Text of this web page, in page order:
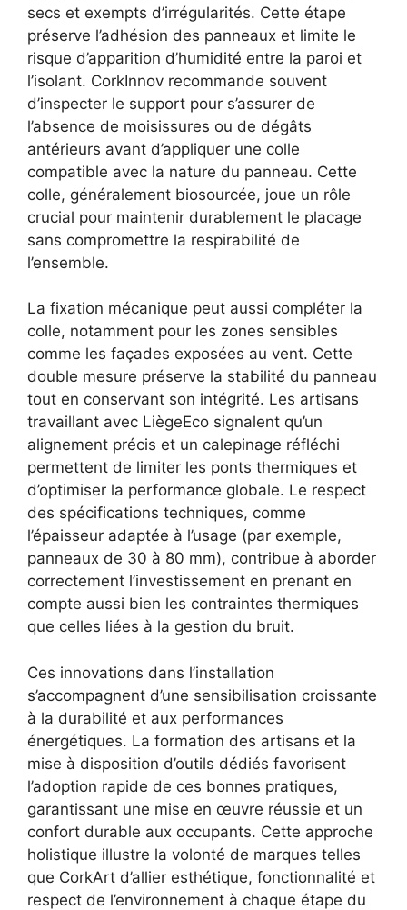
secs et exempts d’irrégularités. Cette étape
préserve l’adhésion des panneaux et limite le
risque d’apparition d’humidité entre la paroi et
l’isolant. CorkInnov recommande souvent
d’inspecter le support pour s’assurer de
l’absence de moisissures ou de dégâts
antérieurs avant d’appliquer une colle
compatible avec la nature du panneau. Cette
colle, généralement biosourcée, joue un rôle
crucial pour maintenir durablement le placage
sans compromettre la respirabilité de
l’ensemble.
La fixation mécanique peut aussi compléter la
colle, notamment pour les zones sensibles
comme les façades exposées au vent. Cette
double mesure préserve la stabilité du panneau
tout en conservant son intégrité. Les artisans
travaillant avec LiègeEco signalent qu’un
alignement précis et un calepinage réfléchi
permettent de limiter les ponts thermiques et
d’optimiser la performance globale. Le respect
des spécifications techniques, comme
l’épaisseur adaptée à l’usage (par exemple,
panneaux de 30 à 80 mm), contribue à aborder
correctement l’investissement en prenant en
compte aussi bien les contraintes thermiques
que celles liées à la gestion du bruit.
Ces innovations dans l’installation
s’accompagnent d’une sensibilisation croissante
à la durabilité et aux performances
énergétiques. La formation des artisans et la
mise à disposition d’outils dédiés favorisent
l’adoption rapide de ces bonnes pratiques,
garantissant une mise en œuvre réussie et un
confort durable aux occupants. Cette approche
holistique illustre la volonté de marques telles
que CorkArt d’allier esthétique, fonctionnalité et
respect de l’environnement à chaque étape du